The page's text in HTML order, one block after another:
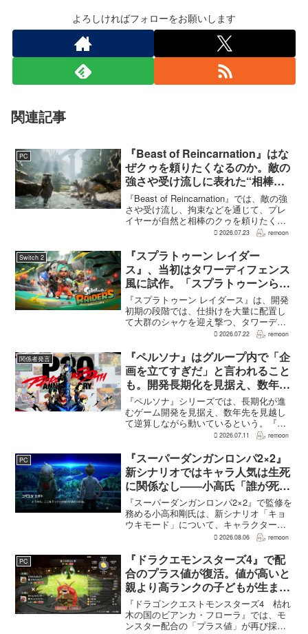
よろしければフォローをお願いします
関連記事
PC
『Beast of Reincarnation』はな
ぜクゥを頼りたくなるのか。敵の
強さや受け流しに表れた“相棒と
の共闘”設計
『Beast of Reincarnation』では、敵の強
さや受け流し、拘束などを通じて、プレ
イヤーが自然と相棒のクゥを頼りたくな
る戦闘が設計されている。そうした設計
ナリオライターを務めるゲームフリー
ク...
2026.07.23 remoon
Switch 2
『スプラトゥーン レイダー
ス』、当初はタワーディフェンス
風に試作。「スプラトゥーンらし
くない」とガジェット中心へ転換
『スプラトゥーン レイダース』は、開発
初期の段階では、仕掛けを大量に配置し
て大群のシャケを迎え撃つ、タワーディ
フェンス風の試作が進められていたとい
持ち味である「キャラやインクとの一体
感のある濃密なアクショ...
2026.07.22 remoon
関係者発言
『ペルソナ』はグループ内で「企
画を立てすぎだ」と言われること
も。開発長期化を見据え、数年先
から逆算
『ペルソナ』シリーズでは、長期化が進
むゲーム開発を見据え、数年先を見越し
て逆算しながら動いているという。『ペ
ルソナ』チーム総合プロデューサーの和
すぎだ」と言われることもあるとしつ
つ、そこまで先を見ておかな...
2026.07.11 remoon
PC
『スーパーダンガンロンパ2×2』
新シナリオではキャラ人気は生死
に関係なし――小高氏「誰が死ん
でもヘイトメールは送らないで」
『スーパーダンガンロンパ2×2』で監修を
務める小高和剛氏は、新シナリオ「キョ
ウキモード」について、キャラクターの
人気に関係なく退場させるとRPG Siteの
原作と異なるため、原作では見えなかっ
た側面がより...
2026.08.06 remoon
PC
『ドラクエモンスターズ4』で配
合のプラス値が復活。値が高いと
親より高ランクの子どもが生まれ
ることも
『ドラゴンクエストモンスターズ4 枯れ
木の国のビアンカ・フローラ』では、モ
ンスター配合の「プラス値」が再び採用